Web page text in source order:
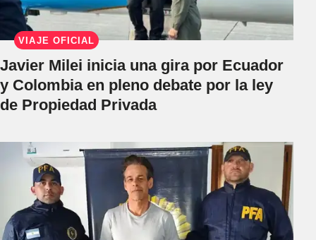
VIAJE OFICIAL
Javier Milei inicia una gira por Ecuador
y Colombia en pleno debate por la ley
de Propiedad Privada